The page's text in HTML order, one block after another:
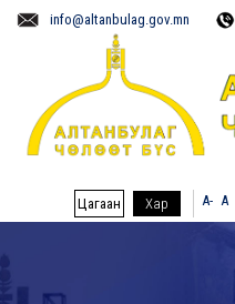
info@altanbulag.gov.mn
Цагаан Хар A- A